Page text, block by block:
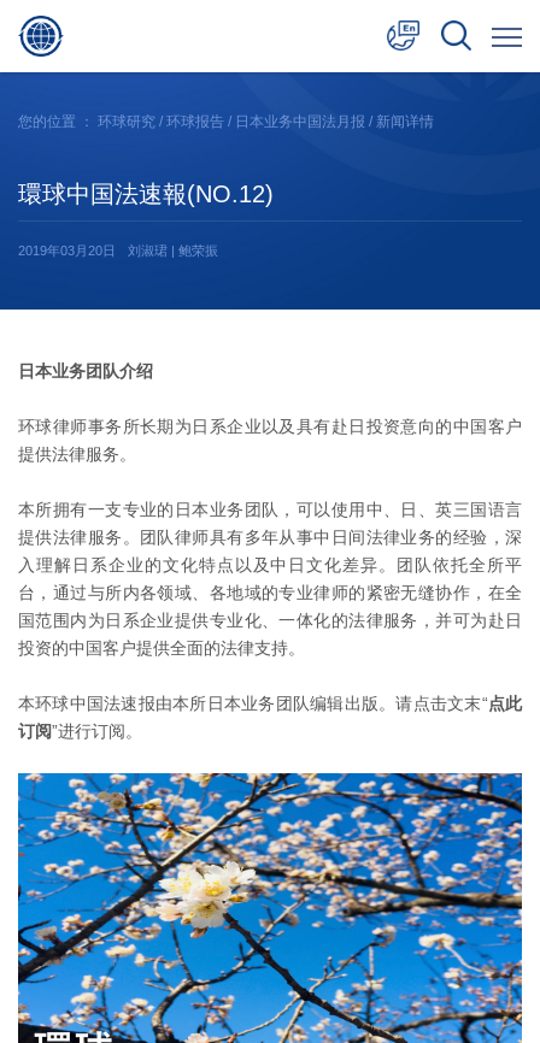
日本語
您的位置 ： 环球研究 / 环球报告 / 日本业务中国法月报 / 新闻详情
環球中国法速報(NO.12)
2019年03月20日 刘淑珺 | 鲍荣振
日本业务团队介绍
环球律师事务所长期为日系企业以及具有赴日投资意向的中国客户
提供法律服务。
本所拥有一支专业的日本业务团队，可以使用中、日、英三国语言
提供法律服务。团队律师具有多年从事中日间法律业务的经验，深
入理解日系企业的文化特点以及中日文化差异。团队依托全所平
台，通过与所内各领域、各地域的专业律师的紧密无缝协作，在全
国范围内为日系企业提供专业化、一体化的法律服务，并可为赴日
投资的中国客户提供全面的法律支持。
本环球中国法速报由本所日本业务团队编辑出版。请点击文末“点此
订阅”进行订阅。